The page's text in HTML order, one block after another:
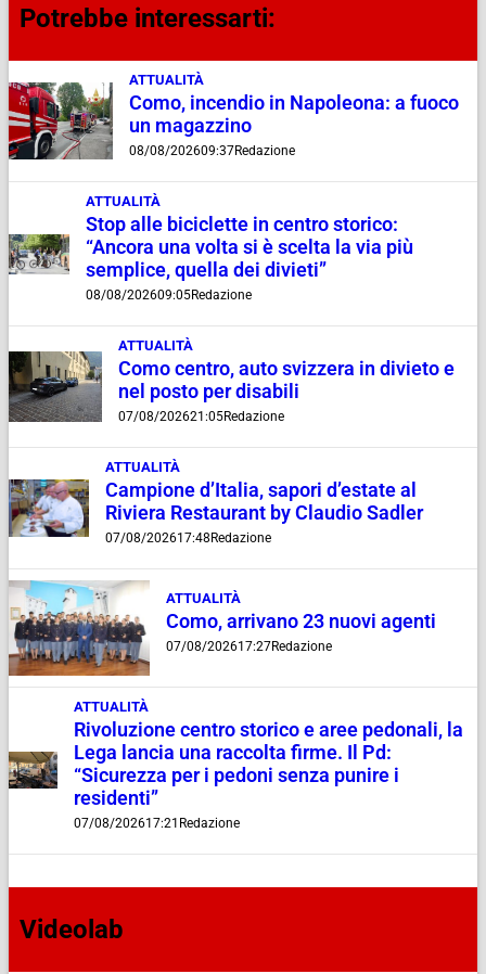
Potrebbe interessarti:
ATTUALITÀ
Como, incendio in Napoleona: a fuoco
un magazzino
08/08/202609:37Redazione
ATTUALITÀ
Stop alle biciclette in centro storico:
“Ancora una volta si è scelta la via più
semplice, quella dei divieti”
08/08/202609:05Redazione
ATTUALITÀ
Como centro, auto svizzera in divieto e
nel posto per disabili
07/08/202621:05Redazione
ATTUALITÀ
Campione d’Italia, sapori d’estate al
Riviera Restaurant by Claudio Sadler
07/08/202617:48 Redazione
ATTUALITÀ
Como, arrivano 23 nuovi agenti
07/08/202617:27Redazione
ATTUALITÀ
Rivoluzione centro storico e aree pedonali, la
Lega lancia una raccolta firme. Il Pd:
“Sicurezza per i pedoni senza punire i
residenti”
07/08/202617:21 Redazione
Videolab